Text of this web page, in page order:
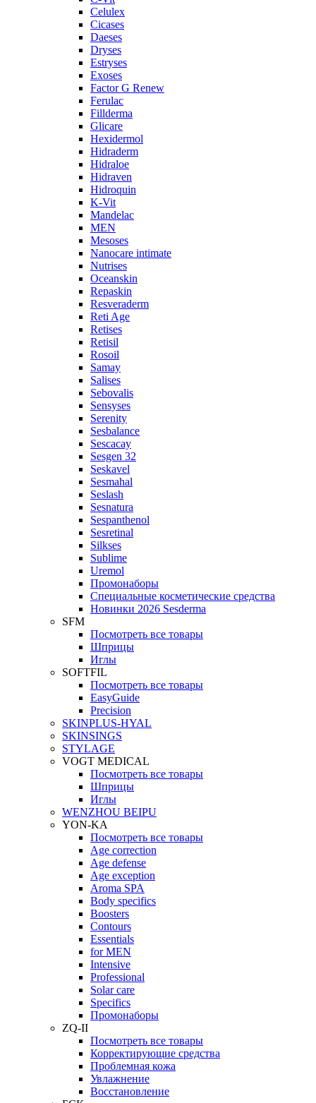
Celulex
Cicases
Daeses
Dryses
Estryses
Exoses
Factor G Renew
Ferulac
Fillderma
Glicare
Hexidermol
Hidraderm
Hidraloe
Hidraven
Hidroquin
K-Vit
Mandelac
MEN
Mesoses
Nanocare intimate
Nutrises
Oceanskin
Repaskin
Resveraderm
Reti Age
Retises
Retisil
Rosoil
Samay
Salises
Sebovalis
Sensyses
Serenity
Sesbalance
Sescacay
Sesgen 32
Seskavel
Sesmahal
Seslash
Sesnatura
Sespanthenol
Sesretinal
Silkses
Sublime
Uremol
Промонаборы
Специальные косметические средства
Новинки 2026 Sesderma
SFM
Посмотреть все товары
Шприцы
Иглы
SOFTFIL
Посмотреть все товары
EasyGuide
Precision
SKINPLUS-HYAL
SKINSINGS
STYLAGE
VOGT MEDICAL
Посмотреть все товары
Шприцы
Иглы
WENZHOU BEIPU
YON-KA
Посмотреть все товары
Age correction
Age defense
Age exception
Aroma SPA
Body specifics
Boosters
Contours
Essentials
for MEN
Intensive
Professional
Solar care
Specifics
Промонаборы
ZQ-II
Посмотреть все товары
Корректирующие средства
Проблемная кожа
Увлажнение
Восстановление